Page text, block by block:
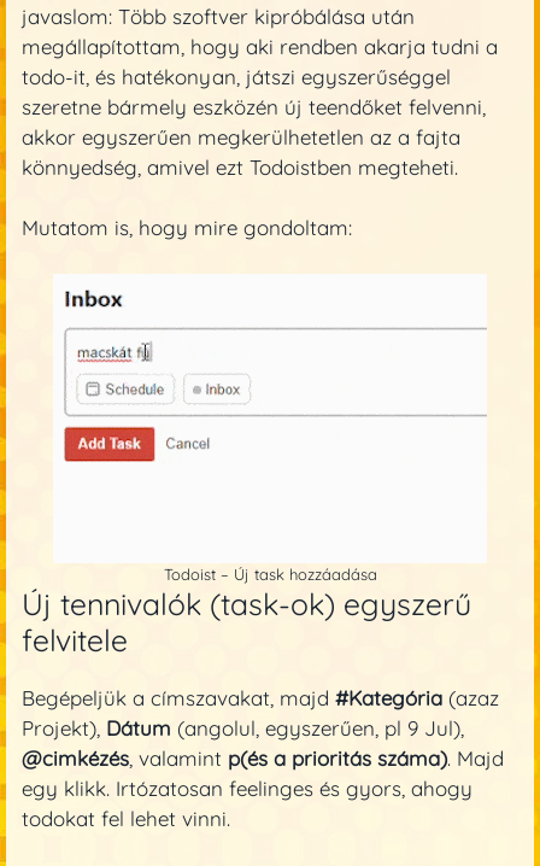
javaslom: Több szoftver kipróbálása után
megállapítottam, hogy aki rendben akarja tudni a
todo-it, és hatékonyan, játszi egyszerűséggel
szeretne bármely eszközén új teendőket felvenni,
akkor egyszerűen megkerülhetetlen az a fajta
könnyedség, amivel ezt Todoistben megteheti.
Mutatom is, hogy mire gondoltam:
Todoist – Új task hozzáadása
Új tennivalók (task-ok) egyszerű
felvitele
Begépeljük a címszavakat, majd#Kategória (azaz
Projekt), Dátum (angolul, egyszerűen, pl 9 Jul),
@cimkézés , valamint p(és a prioritás száma). Majd
egy klikk. Irtózatosan feelinges és gyors, ahogy
todokat fel lehet vinni.